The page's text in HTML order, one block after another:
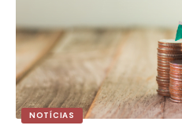
NOTÍCIAS